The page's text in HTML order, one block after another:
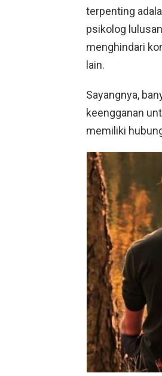
terpenting
psikolog
menghindari
lain.
Sayangnya,
keengganan
memiliki